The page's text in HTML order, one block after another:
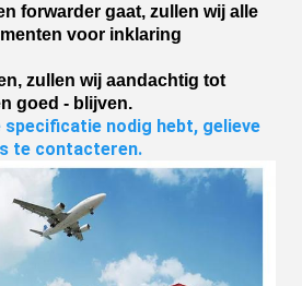
forwarder gaat, zullen wij alle
voor inklaring
zullen wij aandachtig tot
goed - blijven.
nodig hebt, gelieve
te contacteren.